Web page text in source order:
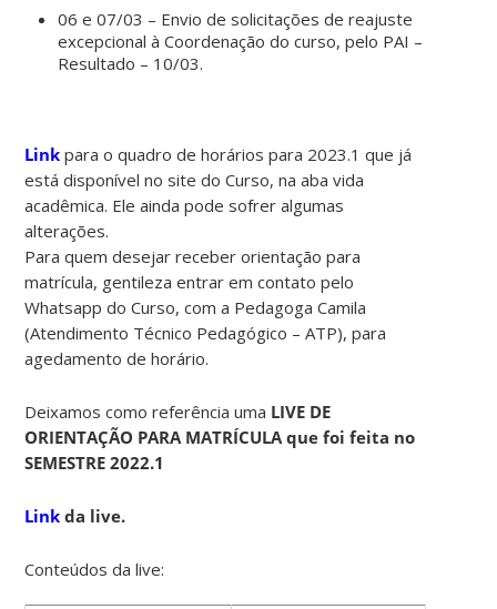
06 e 07/03 – Envio de solicitações de reajuste
excepcional à Coordenação do curso, pelo PAI –
Resultado – 10/03.
Linkpara o quadro de horários para 2023.1 que já
está disponível no site do Curso, na aba vida
acadêmica. Ele ainda pode sofrer algumas
alterações.
Para quem desejar receber orientação para
matrícula, gentileza entrar em contato pelo
Whatsapp do Curso, com a Pedagoga Camila
(Atendimento Técnico Pedagógico – ATP), para
agedamento de horário.
Deixamos como referência uma LIVE DE
ORIENTAÇÃO PARA MATRÍCULA que foi feita no
SEMESTRE 2022.1
Link da live.
Conteúdos da live: